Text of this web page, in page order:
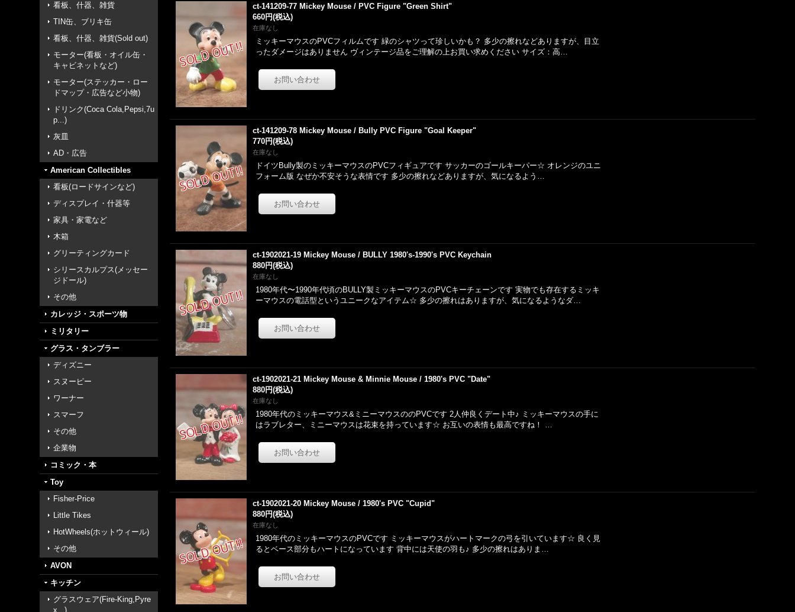
看板、什器、雑貨
TIN缶、ブリキ缶
看板、什器、雑貨(Sold out)
モーター(看板・オイル缶・
キャビネットなど)
モーター(ステッカー・ロー
ドマップ・広告など小物)
ドリンク(Coca Cola,Pepsi,7u
p...)
灰皿
AD・広告
American Collectibles
看板(ロードサインなど)
ディスプレイ・什器等
家具・家電など
木箱
グリーティングカード
シリースカルプス(メッセー
ジドール)
その他
カレッジ・スポーツ物
ミリタリー
グラス・タンブラー
ディズニー
スヌーピー
ワーナー
スマーフ
その他
企業物
コミック・本
Toy
Fisher-Price
Little Tikes
HotWheels(ホットウィール)
その他
AVON
キッチン
グラスウェア(Fire-King,Pyre
x...)
ct-141209-77 Mickey Mouse / PVC Figure "Green Shirt"
660円(税込)
在庫なし
ミッキーマウスのPVCフィルムです 緑のシャツって珍しいかも？ 多少の擦れなどありますが、目立
ったダメージはありません ヴィンテージ品をご理解の上お買い求めください サイズ：高…
ct-141209-78 Mickey Mouse / Bully PVC Figure "Goal Keeper"
770円(税込)
在庫なし
ドイツBully製のミッキーマウスのPVCフィギュアです サッカーのゴールキーパー☆ オレンジのユニ
フォーム版 なぜか不安そうな表情です 多少の擦れなどありますが、気になるよう…
ct-1902021-19 Mickey Mouse / BULLY 1980's-1990's PVC Keychain
880円(税込)
在庫なし
1980年代〜1990年代頃のBULLY製ミッキーマウスのPVCキーチェーンです 実物でも存在するミッキ
ーマウスの電話型というユニークなアイテム☆ 多少の擦れはありますが、気になるようなダ…
ct-1902021-21 Mickey Mouse & Minnie Mouse / 1980's PVC "Date"
880円(税込)
在庫なし
1980年代のミッキーマウス&ミニーマウスののPVCです 2人仲良くデート中♪ ミッキーマウスの手に
はラブレター、ミニーマウスは花束を持っています☆ お互いの表情も最高ですね！ …
ct-1902021-20 Mickey Mouse / 1980's PVC "Cupid"
880円(税込)
在庫なし
1980年代のミッキーマウスのPVCです ミッキーマウスがハートマークの弓を引いています☆ 良く見
るとベース部分もハートになっています 背中には天使の羽も♪ 多少の擦れはありま…